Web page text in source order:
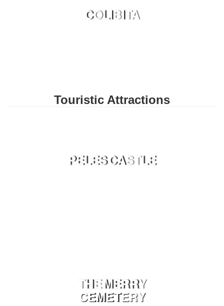
COLIBITA
Touristic Attractions
PELES CASTLE
THE MERRY
CEMETERY